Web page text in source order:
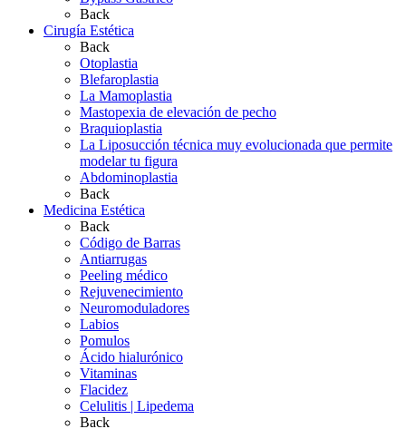
Back
Cirugía Estética
Back
Otoplastia
Blefaroplastia
La Mamoplastia
Mastopexia de elevación de pecho
Braquioplastia
La Liposucción técnica muy evolucionada que permite
modelar tu figura
Abdominoplastia
Back
Medicina Estética
Back
Código de Barras
Antiarrugas
Peeling médico
Rejuvenecimiento
Neuromoduladores
Labios
Pomulos
Ácido hialurónico
Vitaminas
Flacidez
Celulitis | Lipedema
Back